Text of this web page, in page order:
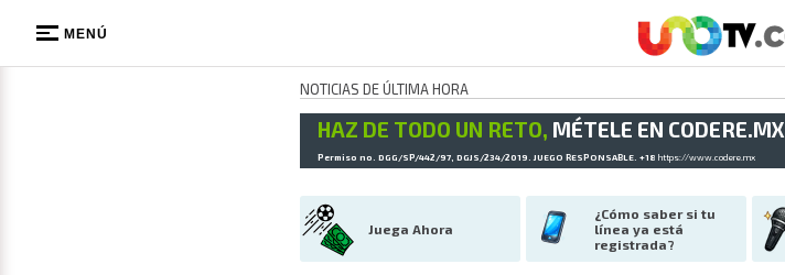
MENÚ
NOTICIAS DE ÚLTIMA HORA
HAZ DE TODO UN RETO, MÉTELE EN CODERE.MX
Permiso no. DGG/SP/442/97, DGJS/234/2019. JUEGO RESPONSABLE. +18 https://www.codere.mx
Juega Ahora
¿Cómo saber si tu
línea ya está
registrada?